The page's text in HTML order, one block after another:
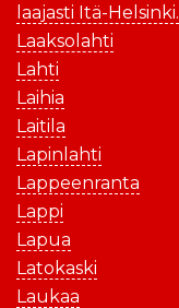
laajasti Itä-Helsinki.
Laaksolahti
Lahti
Laihia
Laitila
Lapinlahti
Lappeenranta
Lappi
Lapua
Latokaski
Laukaa